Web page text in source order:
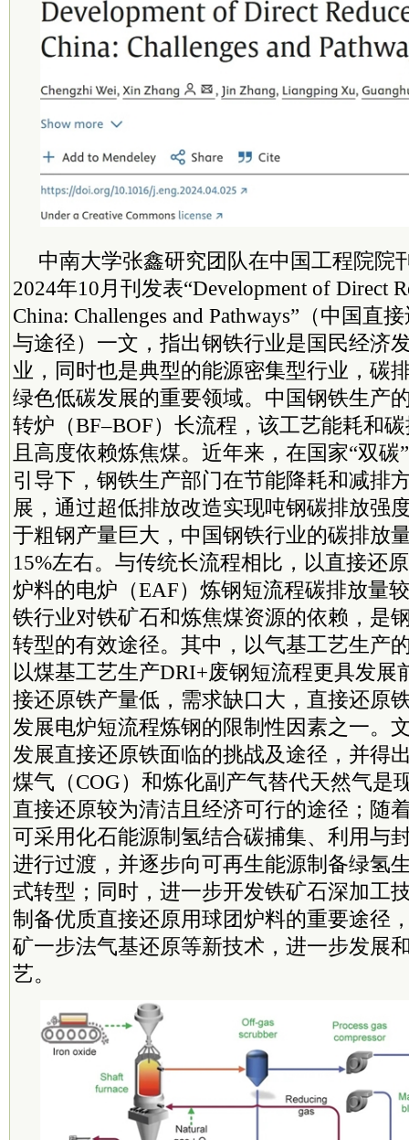
中南大学张鑫研究团队在中国工程院院
2024年10月刊发表“Development of Direct
China: Challenges and Pathways”（中国直
与途径）一文，指出钢铁行业是国民经济
业，同时也是典型的能源密集型行业，碳
绿色低碳发展的重要领域。中国钢铁生产
转炉（BF–BOF）长流程，该工艺能耗和
且高度依赖炼焦煤。近年来，在国家“双碳
引导下，钢铁生产部门在节能降耗和减排
展，通过超低排放改造实现吨钢碳排放强
于粗钢产量巨大，中国钢铁行业的碳排放
15%左右。与传统长流程相比，以直接还
炉料的电炉（EAF）炼钢短流程碳排放量
铁行业对铁矿石和炼焦煤资源的依赖，是
转型的有效途径。其中，以气基工艺生产
以煤基工艺生产DRI+废钢短流程更具发展
接还原铁产量低，需求缺口大，直接还原
发展电炉短流程炼钢的限制性因素之一。
发展直接还原铁面临的挑战及途径，并得
煤气（COG）和炼化副产气替代天然气是
直接还原较为清洁且经济可行的途径；随
可采用化石能源制氢结合碳捕集、利用与
进行过渡，并逐步向可再生能源制备绿氢
式转型；同时，进一步开发铁矿石深加工
制备优质直接还原用球团炉料的重要途径
矿一步法气基还原等新技术，进一步发展
艺。